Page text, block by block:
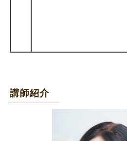
講師紹介